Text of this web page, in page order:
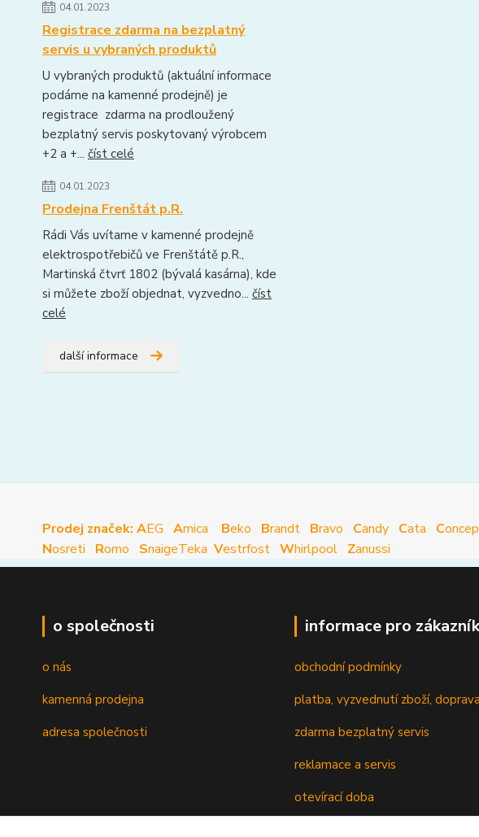
04.01.2023
Registrace zdarma na bezplatný
servis u vybraných produktů
U vybraných produktů (aktuální informace
podáme na kamenné prodejně) je
registrace zdarma na prodloužený
bezplatný servis poskytovaný výrobcem
+2 a +... číst celé
04.01.2023
Prodejna Frenštát p.R.
Rádi Vás uvítame v kamenné prodejně
elektrospotřebičů ve Frenštátě p.R.,
Martinská čtvrť 1802 (bývalá kasárna), kde
si můžete zboží objednat, vyzvedno... číst
celé
další informace
Prodej značek: AEG Amica Beko Brandt Bravo Candy Cata C
Nosreti Romo SnaigeTeka Vestrfost Whirlpool Zanussi
o společnosti
o nás
kamenná prodejna
adresa společnosti
informace pro
obchodní podmínky
platba, vyzvednutí zboží, doprava
zdarma bezplatný servis
reklamace a servis
otevírací doba